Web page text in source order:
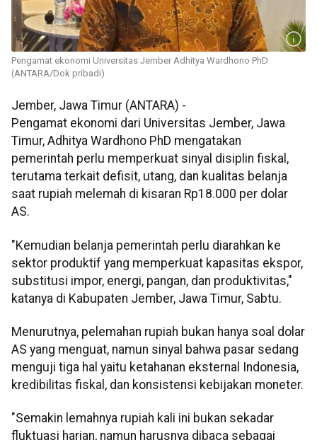
Pengamat ekonomi Universitas Jember Adhitya Wardhono PhD
(ANTARA/Dok pribadi)
Jember, Jawa Timur (ANTARA) -
Pengamat ekonomi dari Universitas Jember, Jawa
Timur, Adhitya Wardhono PhD mengatakan
pemerintah perlu memperkuat sinyal disiplin fiskal,
terutama terkait defisit, utang, dan kualitas belanja
saat rupiah melemah di kisaran Rp18.000 per dolar
AS.
"Kemudian belanja pemerintah perlu diarahkan ke
sektor produktif yang memperkuat kapasitas ekspor,
substitusi impor, energi, pangan, dan produktivitas,"
katanya di Kabupaten Jember, Jawa Timur, Sabtu.
Menurutnya, pelemahan rupiah bukan hanya soal dolar
AS yang menguat, namun sinyal bahwa pasar sedang
menguji tiga hal yaitu ketahanan eksternal Indonesia,
kredibilitas fiskal, dan konsistensi kebijakan moneter.
"Semakin lemahnya rupiah kali ini bukan sekadar
fluktuasi harian, namun harusnya dibaca sebagai